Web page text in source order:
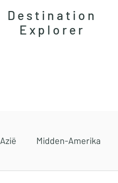
Destination
Explorer
Azië Midden-Amerika